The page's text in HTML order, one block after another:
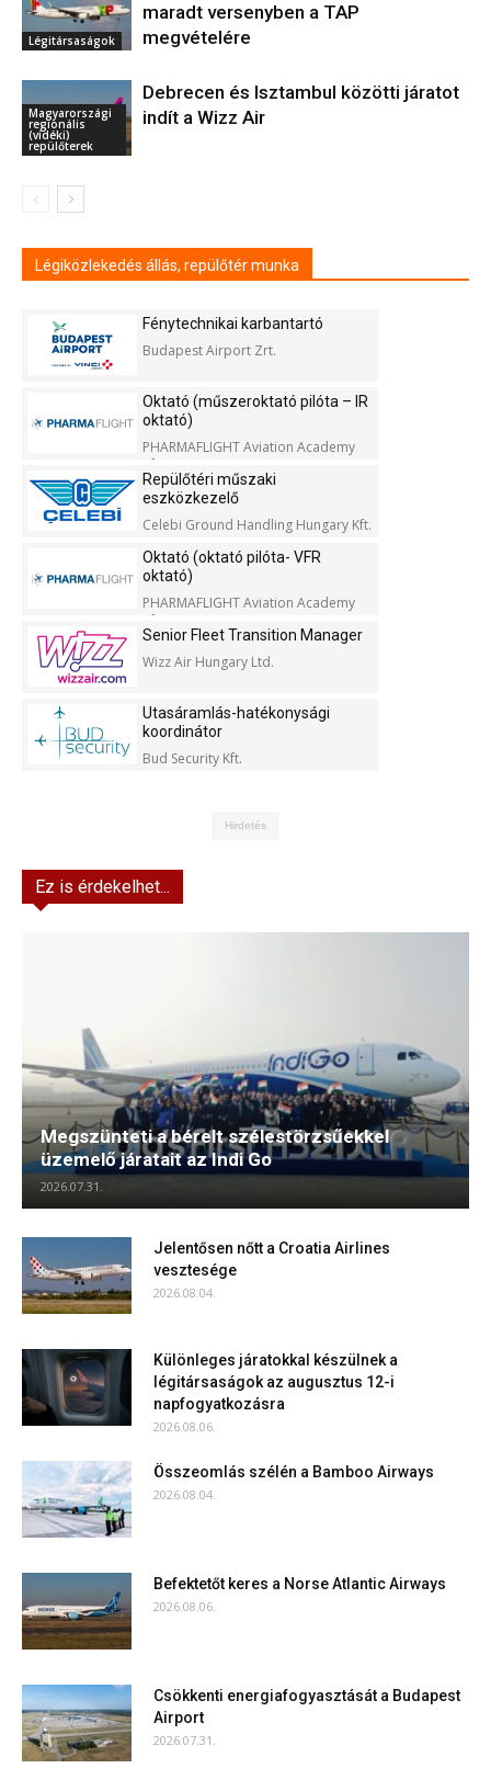
Légitársaságok
maradt versenyben a TAP
megvételére
Magyarországi
regionális
(vidéki)
repülőterek
Debrecen és Isztambul közötti járatot
indít a Wizz Air
Légiközlekedés állás, repülőtér munka
Fénytechnikai karbantartó
Budapest Airport Zrt.
Oktató (műszeroktató pilóta – IR
oktató)
PHARMAFLIGHT Aviation Academy
Kft.
Repülőtéri műszaki
eszközkezelő
Celebi Ground Handling Hungary Kft.
Oktató (oktató pilóta- VFR
oktató)
PHARMAFLIGHT Aviation Academy
Kft.
Senior Fleet Transition Manager
Wizz Air Hungary Ltd.
Utasáramlás-hatékonysági
koordinátor
Bud Security Kft.
Hirdetés
Ez is érdekelhet...
Megszünteti a bérelt szélestörzsűekkel
üzemelő járatait az Indi Go
2026.07.31.
Jelentősen nőtt a Croatia Airlines
vesztesége
2026.08.04.
Különleges járatokkal készülnek a
légitársaságok az augusztus 12-i
napfogyatkozásra
2026.08.06.
Összeomlás szélén a Bamboo Airways
2026.08.04.
Befektetőt keres a Norse Atlantic Airways
2026.08.06.
Csökkenti energiafogyasztását a Budapest
Airport
2026.07.31.